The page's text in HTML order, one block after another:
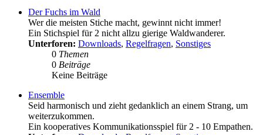
Der Fuchs im Wald
Wer die meisten Stiche macht, gewinnt nicht immer!
Ein Stichspiel für 2 nicht allzu gierige Waldwanderer.
Unterforen: Downloads, Regelfragen, Sonstiges
0 Themen
0 Beiträge
Keine Beiträge
Ensemble
Seid harmonisch und zieht gedanklich an einem Strang, um
weiterzukommen.
Ein kooperatives Kommunikationsspiel für 2 - 10 Empathen.